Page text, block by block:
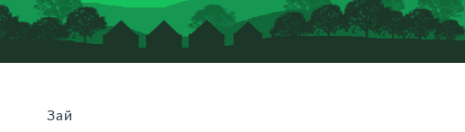
Зай